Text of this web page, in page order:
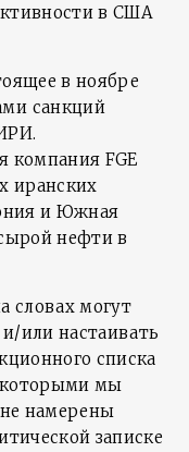
в США
в ноябре
санкций
компания FGE
иранских
и Южная
нефти в
словах могут
или настаивать
списка
которыми мы
намерены
записке